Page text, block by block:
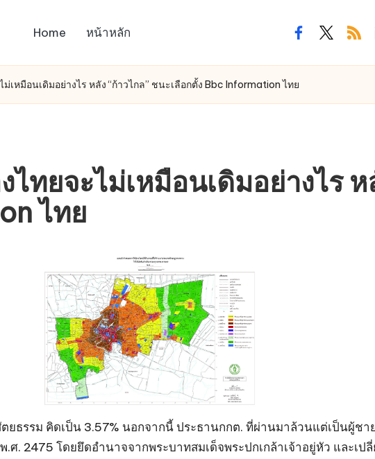
Home หน้าหลัก facebook.com
ม่เหมือนเดิมอย่างไร หลัง “ก้าวไกล” ชนะเลือกตั้ง Bbc Information ไทย
ทยจะไม่เหมือนเดิมอย่างไร ห
ไทย
ธรรม คิดเป็น 3.57% นอกจากนี้ ประธานกกต. ที่ผ่านมาล้วนแต่เป็นผู้ชา
. 2475 โดยยึดอำนาจจากพระบาทสมเด็จพระปกเกล้าเจ้าอยู่หัว และเ